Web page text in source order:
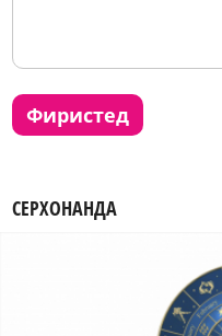
фиристед
СЕРХОНАНДА